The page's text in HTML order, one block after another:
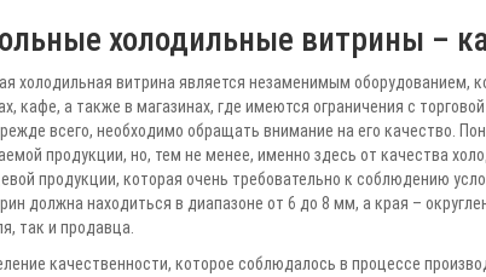
холодильные витрины –
холодильная витрина является незаменимым оборудованием,
кафе, а также в магазинах, где имеются ограничения с
всего, необходимо обращать внимание на его качество.
продукции, но, тем не менее, именно здесь от качества
продукции, которая очень требовательно к соблюдению
должна находиться в диапазоне от 6 до 8 мм, а края –
так и продавца.
качественности, которое соблюдалось в процессе